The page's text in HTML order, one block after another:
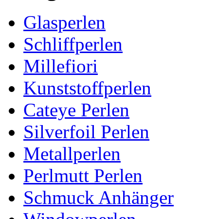
Glasperlen
Schliffperlen
Millefiori
Kunststoffperlen
Cateye Perlen
Silverfoil Perlen
Metallperlen
Perlmutt Perlen
Schmuck Anhänger